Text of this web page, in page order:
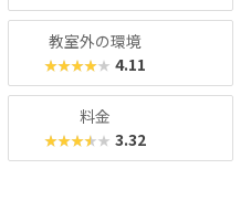
教室外の環境
★★★★★ 4.11
料金
★★★★★ 3.32